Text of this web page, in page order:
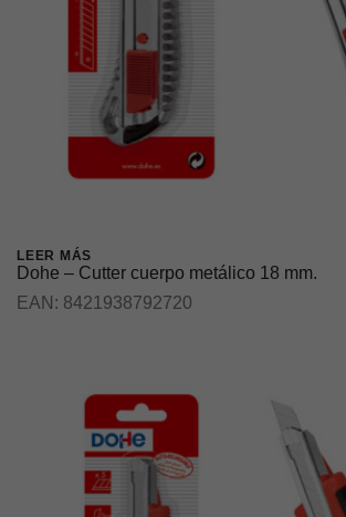
LEER MÁS
Dohe – Cutter cuerpo metálico 18 mm.
EAN: 8421938792720